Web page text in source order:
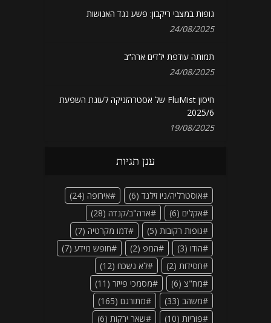
גופות במצבי ריקבון: פשע נגד האנושות
24/08/2025
תמותה עודפת ילדים ארה”ב
24/08/2025
חיסון FluMist של אסטרהזניקה לעונת השפעת
2025/6
19/08/2025
ענן תגיות
אוסטרליה/ניו זילנד (6) אירופה (24)
אקלים (6) ארה"ב/קנדה (28)
גופות רקובות (5) דמו מקרטיה (7)
הודו (3) המפ (2) חופש מידע (7)
חסידות (2) לא נשכח (12)
מח"צ (6) מסמכי פייזר (11)
משהב (33) מתורגם (165)
פוריות (10) שאר ירקות (6)